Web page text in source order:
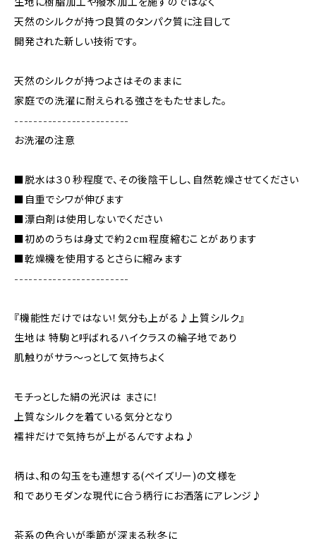
天然のシルクが持つ良質のタンパク質に注目して
開発された新しい技術です。
天然のシルクが持つよさはそのままに
家庭での洗濯に耐えられる強さをもたせました。
------------------------
お洗濯の注意
■脱水は３０秒程度で、その後陰干しし、自然乾燥させてください
■自重でシワが伸びます
■漂白剤は使用しないでください
■初めのうちは身丈で約２cm程度縮むことがあります
■乾燥機を使用するとさらに縮みます
------------------------
『機能性だけではない！気分も上がる♪上質シルク』
生地は 特駒と呼ばれるハイクラスの綸子地であり
肌触りがサラ～っとして気持ちよく
モチっとした絹の光沢は まさに！
上質なシルクを着ている気分となり
襦袢だけで気持ちが上がるんですよね♪
柄は、和の勾玉をも連想する(ペイズリー)の文様を
和でありモダンな現代に合う柄行にお洒落にアレンジ♪
茶系の色合いが季節が深まる秋冬に